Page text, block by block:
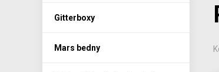
Gitterboxy
Mars bedny